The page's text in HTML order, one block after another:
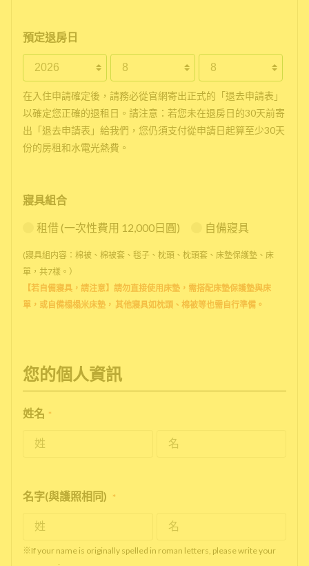
預定退房日
在入住申請確定後，請務必從官網寄出正式的「退去申請表」
以確定您正確的退租日。請注意：若您未在退房日的30天前寄
出「退去申請表」給我們，您仍須支付從申請日起算至少30天
份的房租和水電光熱費。
寢具組合
租借 (一次性費用 12,000日圓) 自備寢具
(寢具組内容：棉被、棉被套、毯子、枕頭、枕頭套、床墊保護墊、床
單，共7樣。）
【若自備寢具，請注意】請勿直接使用床墊，需搭配床墊保護墊與床
單，或自備榻榻米床墊， 其他寢具如枕頭、棉被等也需自行準備。
您的個人資訊
姓名 *
名字(與護照相同) *
※If your name is originally spelled in roman letters, please write your